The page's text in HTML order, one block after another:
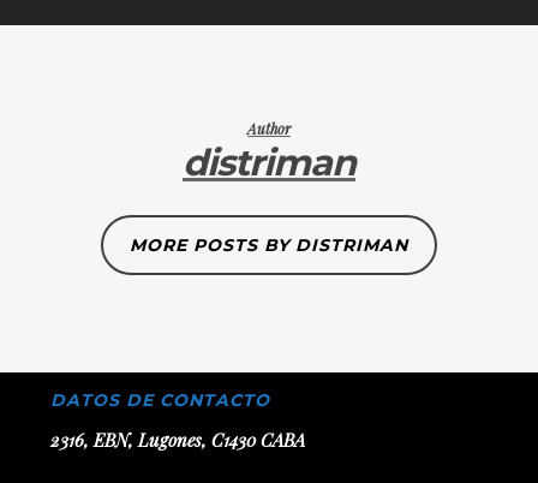
Author
distriman
MORE POSTS BY DISTRIMAN
DATOS DE CONTACTO
2316, EBN, Lugones, C1430 CABA